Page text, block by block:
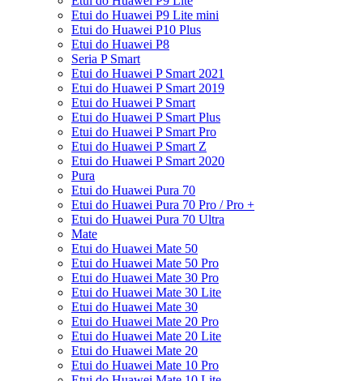
Etui do Huawei P9 Lite mini
Etui do Huawei P10 Plus
Etui do Huawei P8
Seria P Smart
Etui do Huawei P Smart 2021
Etui do Huawei P Smart 2019
Etui do Huawei P Smart
Etui do Huawei P Smart Plus
Etui do Huawei P Smart Pro
Etui do Huawei P Smart Z
Etui do Huawei P Smart 2020
Pura
Etui do Huawei Pura 70
Etui do Huawei Pura 70 Pro / Pro +
Etui do Huawei Pura 70 Ultra
Mate
Etui do Huawei Mate 50
Etui do Huawei Mate 50 Pro
Etui do Huawei Mate 30 Pro
Etui do Huawei Mate 30 Lite
Etui do Huawei Mate 30
Etui do Huawei Mate 20 Pro
Etui do Huawei Mate 20 Lite
Etui do Huawei Mate 20
Etui do Huawei Mate 10 Pro